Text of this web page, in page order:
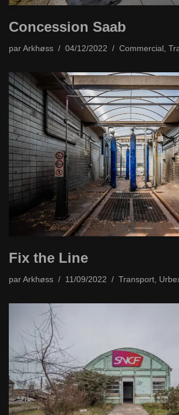
Concession Saab
par Arkhøss 04/12/2022 Commercial ,
Fix the Line
par Arkhøss 11/09/2022 Transport